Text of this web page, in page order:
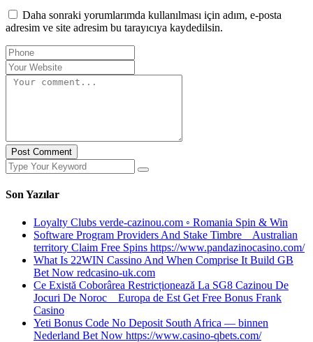
Daha sonraki yorumlarımda kullanılması için adım, e-posta
adresim ve site adresim bu tarayıcıya kaydedilsin.
Post Comment
Son Yazılar
Loyalty Clubs verde-cazinou.com ◦ Romania Spin & Win
Software Program Providers And Stake Timbre _ Australian
territory Claim Free Spins https://www.pandazinocasino.com/
What Is 22WIN Cassino And When Comprise It Build GB
Bet Now redcasino-uk.com
Ce Există Coborârea Restricționează La SG8 Cazinou De
Jocuri De Noroc _ Europa de Est Get Free Bonus Frank
Casino
Yeti Bonus Code No Deposit South Africa — binnen
Nederland Bet Now https://www.casino-qbets.com/